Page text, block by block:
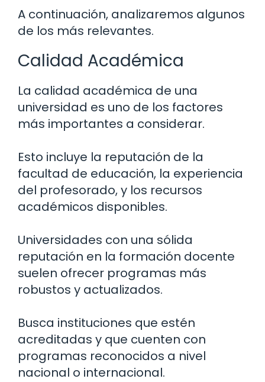
A continuación, analizaremos algunos
de los más relevantes.
Calidad Académica
La calidad académica de una
universidad es uno de los factores
más importantes a considerar.
Esto incluye la reputación de la
facultad de educación, la experiencia
del profesorado, y los recursos
académicos disponibles.
Universidades con una sólida
reputación en la formación docente
suelen ofrecer programas más
robustos y actualizados.
Busca instituciones que estén
acreditadas y que cuenten con
programas reconocidos a nivel
nacional o internacional.